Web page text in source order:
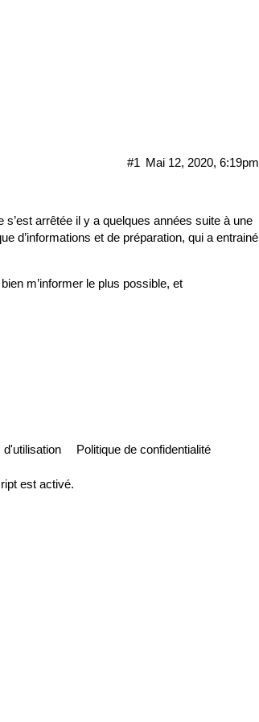
Mai 12, 2020, 6:19pm
#1
arrêtée il y a quelques années suite à une
d’informations et de préparation, qui a entrainé
m’informer le plus possible, et
d'utilisation Politique de confidentialité
est activé.